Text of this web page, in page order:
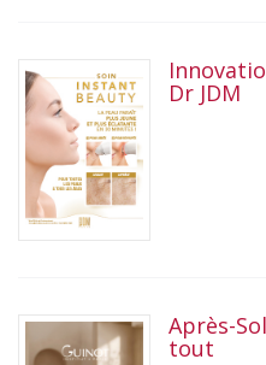
Dr JDM
Après-
tout